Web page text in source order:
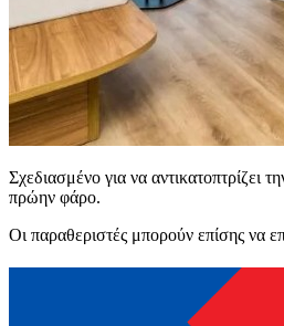
Σχεδιασμένο για να αντικατοπτρίζει
πρώην φάρο.
Οι παραθεριστές μπορούν επίσης να